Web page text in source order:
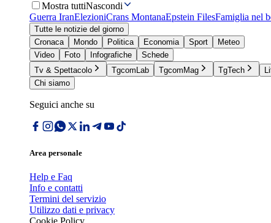
Mostra tuttiNascondi
Guerra IranElezioniCrans MontanaEpstein FilesFamiglia nel
Tutte le notizie del giorno
Cronaca
Mondo Politica Economia Sport
Meteo
Video
Foto Infografiche
Schede
Tv & Spettacolo
TgcomLab TgcomMag TgTech
Chi siamo
Seguici anche su
Area personale
Help e Faq
Info e contatti
Termini del servizio
Utilizzo dati e privacy